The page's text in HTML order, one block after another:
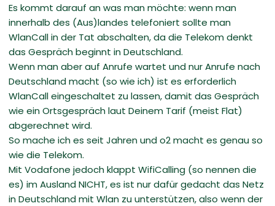
Es kommt darauf an was man möchte: wenn man
innerhalb des (Aus)landes telefoniert sollte man
WlanCall in der Tat abschalten, da die Telekom denkt
das Gespräch beginnt in Deutschland.
Wenn man aber auf Anrufe wartet und nur Anrufe nach
Deutschland macht (so wie ich) ist es erforderlich
WlanCall eingeschaltet zu lassen, damit das Gespräch
wie ein Ortsgespräch laut Deinem Tarif (meist Flat)
abgerechnet wird.
So mache ich es seit Jahren und o2 macht es genau so
wie die Telekom.
Mit Vodafone jedoch klappt WifiCalling (so nennen die
es) im Ausland NICHT, es ist nur dafür gedacht das Netz
in Deutschland mit Wlan zu unterstützen, also wenn der